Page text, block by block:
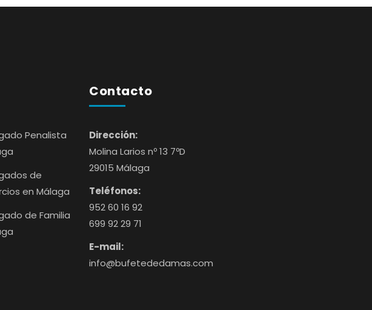
Penalista
de
en Málaga
de Familia
Contacto
Dirección:
Molina Larios nº 13 7ºD
29015 Málaga
Teléfonos:
952 60 16 92
699 92 29 71
E-mail:
info@bufetededamas.com